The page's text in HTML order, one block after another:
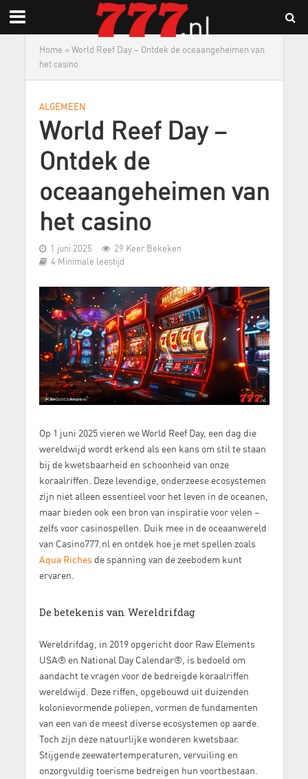
Home » World Reef Day – Ontdek de oceaangeheimen van
het casino
ALGEMEEN
World Reef Day –
Ontdek de
oceaangeheimen van
het casino
1 juni 2025
29 Keer Bekeken
4 Minimale leestijd
Op 1 juni 2025 vieren we World Reef Day, een dag die
wereldwijd wordt erkend als een kans om stil te staan
bij de kwetsbaarheid en schoonheid van onze
koraalriffen. Deze levendige, onderzeese ecosystemen
zijn niet alleen essentieel voor het leven in de oceanen,
maar bieden ook een bron van inspiratie voor velen –
zelfs voor casinospellen. Duik mee in de oceaanwereld
van Casino777.nl en ontdek hoe je met spellen zoals
Aqua Richesde spanning van de zeebodem kunt
ervaren.
De betekenis van Wereldrifdag
Wereldrifdag, in 2019 opgericht door Raw Elements
USA® en National Day Calendar®, is bedoeld om
aandacht te vragen voor de bedreigde koraalriffen
wereldwijd. Deze riffen, opgebouwd uit duizenden
kolonievormende poliepen, vormen de fundamenten
van een van de meest diverse ecosystemen op aarde.
Toch zijn deze natuurlijke wonderen kwetsbaar.
Stijgende zeewatertemperaturen, vervuiling en
onzorgvuldig toerisme bedreigen hun voortbestaan.